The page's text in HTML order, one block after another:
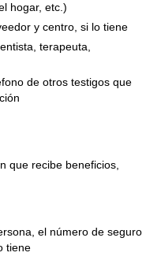
hogar, etc.)
y centro, si lo tiene
terapeuta,
de otros testigos que
que recibe beneficios,
el número de seguro
tiene